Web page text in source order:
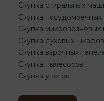
Скупка стиральных
Скупка
Скупка микроволновых
Скупка духовых шкафов
Скупка варочных
Скупка пылесосов
Скупка утюгов